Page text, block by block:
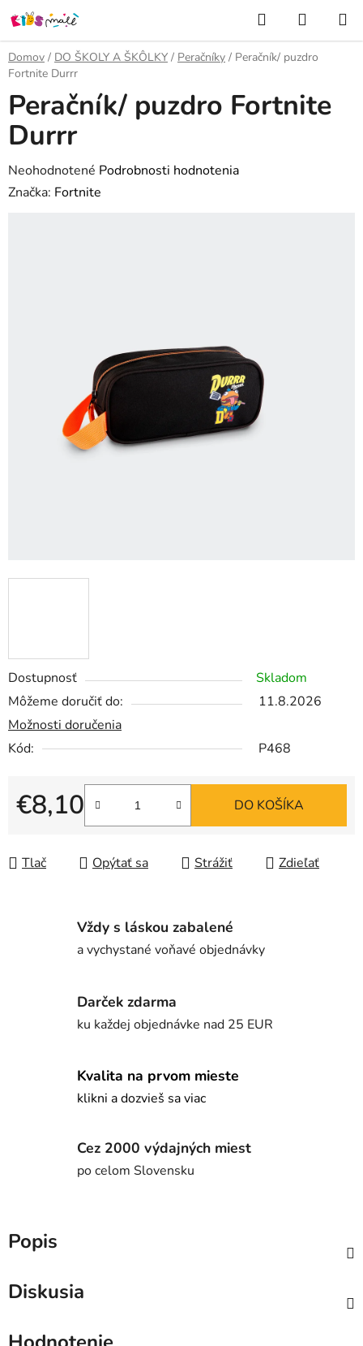
Prejsť
na
obsah
Hľadať
KOŠÍK
Domov / DO ŠKOLY A ŠKÔLKY / Peračníky / Peračník/ puzdro
Fortnite Durrr
Dostupnosť
Skladom
Môžeme doručiť do:
11.8.2026
Možnosti doručenia
Kód:
P468
€8,10
Jednotková cena:
DO KOŠÍKA
Tlač Opýtať sa Strážiť Zdieľať
Peračník/ puzdro Fortnite
Durrr
Priemerné
hodnotenie
Neohodnotené Podrobnosti hodnotenia
Značka: Fortnite
Vždy s láskou zabalené
a vychystané voňavé objednávky
Darček zdarma
ku každej objednávke nad 25 EUR
Kvalita na prvom mieste
klikni a dozvieš sa viac
Cez 2000 výdajných miest
po celom Slovensku
Popis
Diskusia